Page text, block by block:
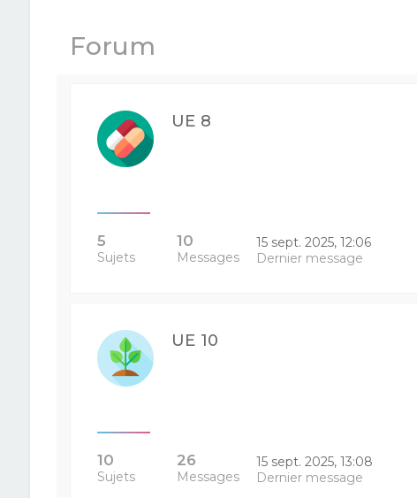
Forum
UE 8
5
Sujets
10
Messages
15 sept. 2025, 12:06
Dernier message
UE 10
10
Sujets
26
Messages
15 sept. 2025, 13:08
Dernier message